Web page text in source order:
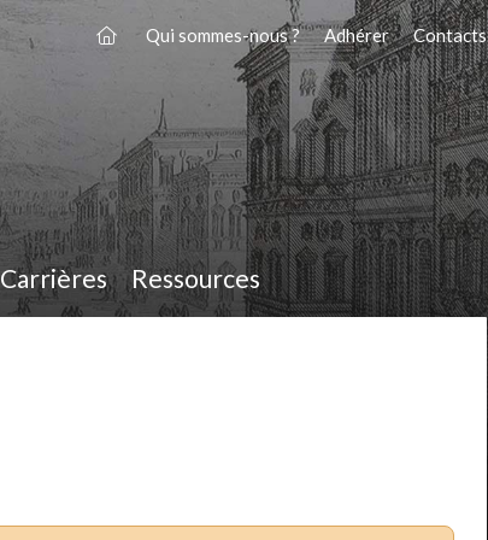
Qui sommes-nous ? Adhérer Contacts
Carrières Ressources